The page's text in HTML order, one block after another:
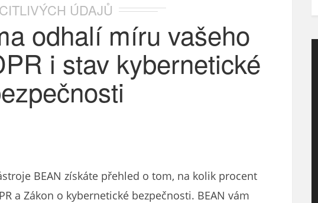
CITLIVÝCH ÚDAJŮ
odhalí míru vašeho
i stav kybernetické
BEAN získáte přehled o tom, na kolik procent
a Zákon o kybernetické bezpečnosti. BEAN vám